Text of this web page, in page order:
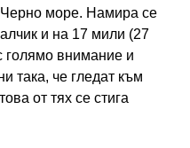
Черно море. Намира се
и на 17 мили (27
голямо внимание и
така, че гледат към
от тях се стига